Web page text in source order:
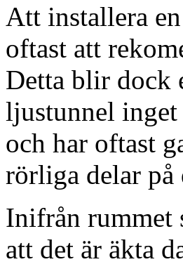
Att installera
oftast att
Detta blir dock
ljustunnel
och har oftast
rörliga delar på
Inifrån rummet
att det är äkta